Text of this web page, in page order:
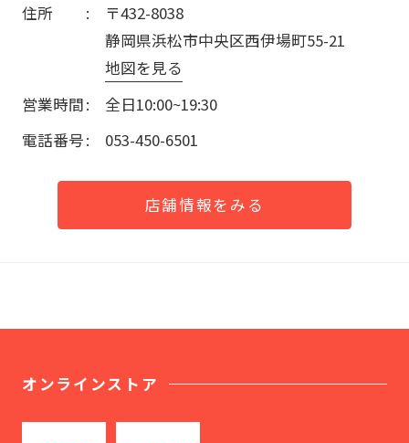
住所
〒432-8038
静岡県浜松市中央区西伊場町55-21
地図を見る
営業時間
全日10:00~19:30
電話番号
053-450-6501
店舗情報をみる
オンラインストア